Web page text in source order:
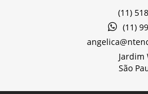
(11)
(11)
Jardim
São